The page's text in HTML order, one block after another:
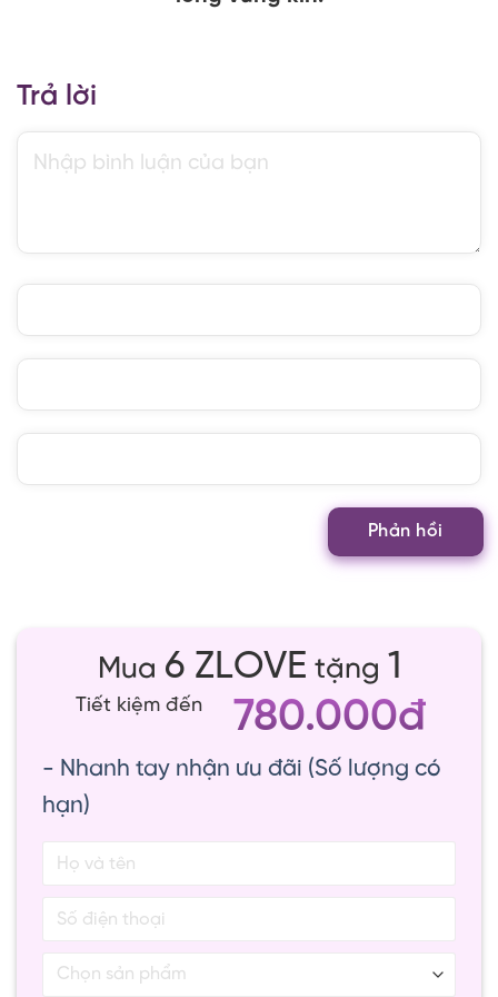
Trả lời
Mua 6 ZLOVE tặng 1
Tiết kiệm đến 780.000đ
- Nhanh tay nhận ưu đãi (Số lượng có
hạn)